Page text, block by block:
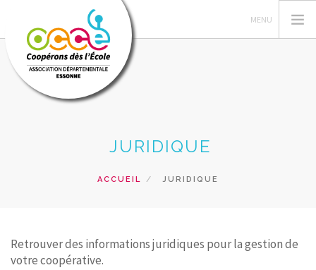
ACTIONS PÉDAGOGIQUES
RESSOURCES PEDAGOGIQUES
RECHERCHER
JURIDIQUE
ACCUEIL JURIDIQUE
Retrouver des informations juridiques pour la gestion de
votre coopérative.